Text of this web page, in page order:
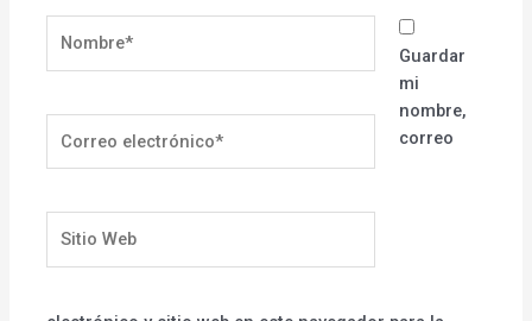
electrónico*
Web
Guardar
mi
nombre,
correo